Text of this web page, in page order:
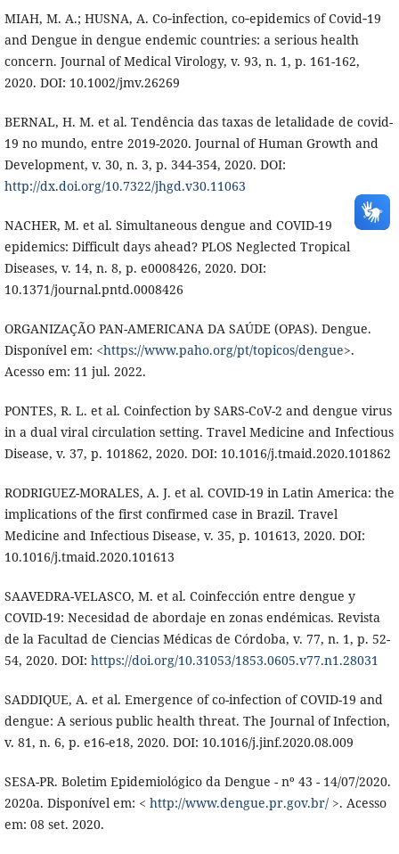
MIAH, M. A.; HUSNA, A. Co‐infection, co‐epidemics of Covid‐19
and Dengue in dengue endemic countries: a serious health
concern. Journal of Medical Virology, v. 93, n. 1, p. 161-162,
2020. DOI: 10.1002/jmv.26269
BERNAL, H. M. et al. Tendência das taxas de letalidade de covid-
19 no mundo, entre 2019-2020. Journal of Human Growth and
Development, v. 30, n. 3, p. 344-354, 2020. DOI:
http://dx.doi.org/10.7322/jhgd.v30.11063
NACHER, M. et al. Simultaneous dengue and COVID-19
epidemics: Difficult days ahead? PLOS Neglected Tropical
Diseases, v. 14, n. 8, p. e0008426, 2020. DOI:
10.1371/journal.pntd.0008426
ORGANIZAÇÃO PAN-AMERICANA DA SAÚDE (OPAS). Dengue.
Disponível em: <https://www.paho.org/pt/topicos/dengue>.
Acesso em: 11 jul. 2022.
PONTES, R. L. et al. Coinfection by SARS-CoV-2 and dengue virus
in a dual viral circulation setting. Travel Medicine and Infectious
Disease, v. 37, p. 101862, 2020. DOI: 10.1016/j.tmaid.2020.101862
RODRIGUEZ-MORALES, A. J. et al. COVID-19 in Latin America: the
implications of the first confirmed case in Brazil. Travel
Medicine and Infectious Disease, v. 35, p. 101613, 2020. DOI:
10.1016/j.tmaid.2020.101613
SAAVEDRA-VELASCO, M. et al. Coinfección entre dengue y
COVID-19: Necesidad de abordaje en zonas endémicas. Revista
de la Facultad de Ciencias Médicas de Córdoba, v. 77, n. 1, p. 52-
54, 2020. DOI: https://doi.org/10.31053/1853.0605.v77.n1.28031
SADDIQUE, A. et al. Emergence of co-infection of COVID-19 and
dengue: A serious public health threat. The Journal of Infection,
v. 81, n. 6, p. e16-e18, 2020. DOI: 10.1016/j.jinf.2020.08.009
SESA-PR. Boletim Epidemiológico da Dengue - nº 43 - 14/07/2020.
2020a. Disponível em: < http://www.dengue.pr.gov.br/>. Acesso
em: 08 set. 2020.